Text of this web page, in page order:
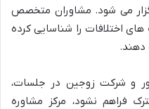
می شود. مشاوران متخصص
اختلافات را شناسایی کرده
دهند.
و شرکت زوجین در جلسات،
فراهم نشود، مرکز مشاوره